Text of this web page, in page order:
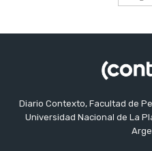
Diario Contexto, Facultad de
Universidad Nacional de La